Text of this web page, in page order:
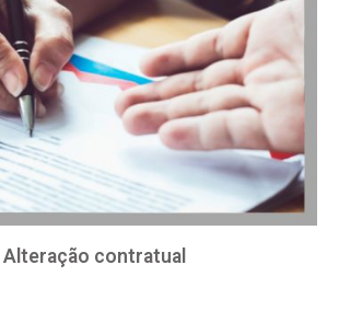
Alteração contratual